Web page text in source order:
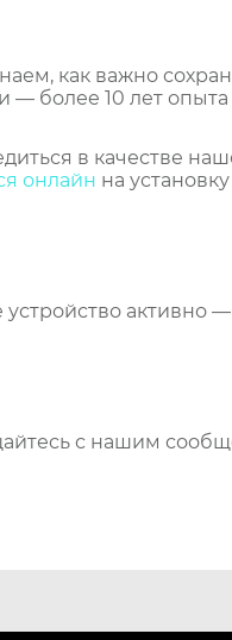
как важно
— более 10 лет
в качестве
онлайн на
устройство активно —
с нашим